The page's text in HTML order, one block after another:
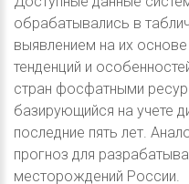
обрабатывались в
выявлением на их
тенденций и
стран фосфатными
базирующийся на учете
последние пять лет.
прогноз для
месторождений России.